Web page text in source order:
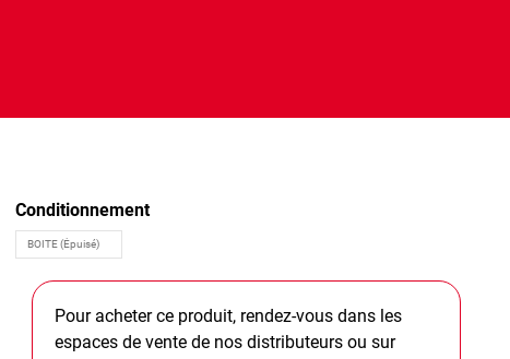
Conditionnement
Pour acheter ce produit, rendez-vous dans les
espaces de vente de nos distributeurs ou sur